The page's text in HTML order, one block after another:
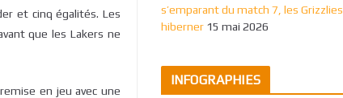
et cinq égalités. Les
que les Lakers ne
en jeu avec une
s’emparant du match 7, les
hiberner 15 mai 2026
INFOGRAPHIES